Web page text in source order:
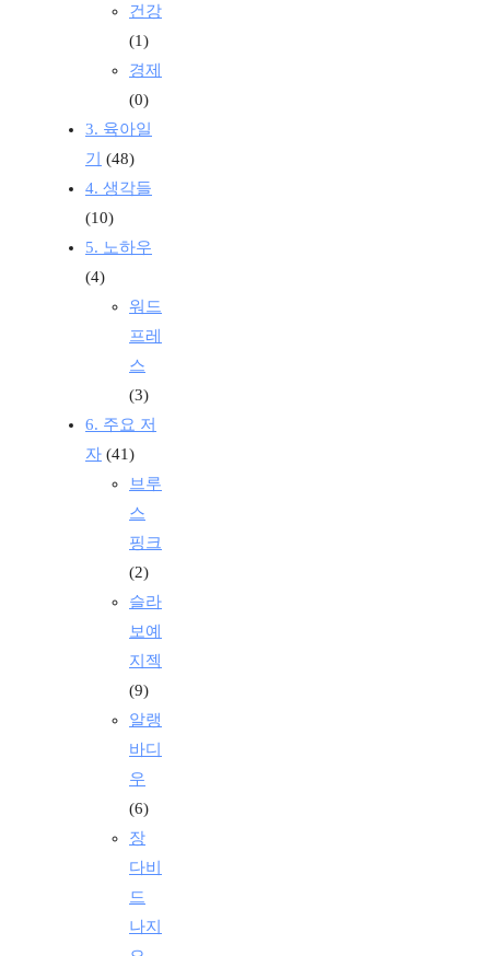
건강
(1)
경제
(0)
3. 육아일
기 (48)
4. 생각들
(10)
5. 노하우
(4)
워드
프레
스
(3)
6. 주요 저
자 (41)
브루
스
핑크
(2)
슬라
보예
지젝
(9)
알랭
바디
우
(6)
장
다비
드
나지